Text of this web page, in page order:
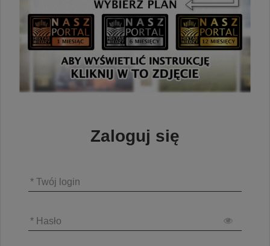
Zaloguj się
* Twój login
* Hasło